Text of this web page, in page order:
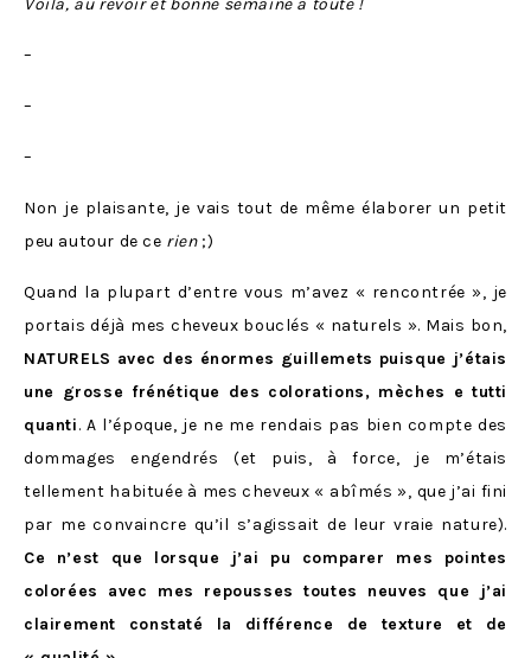
Voilà, au revoir et bonne semaine à toute !
–
–
–
Non je plaisante, je vais tout de même élaborer un petit
peu autour de ce rien;)
Quand la plupart d’entre vous m’avez « rencontrée », je
portais déjà mes cheveux bouclés « naturels ». Mais bon,
NATURELS avec des énormes guillemets puisque j’étais
une grosse frénétique des colorations, mèches e tutti
quanti. A l’époque, je ne me rendais pas bien compte des
dommages engendrés (et puis, à force, je m’étais
tellement habituée à mes cheveux « abîmés », que j’ai fini
par me convaincre qu’il s’agissait de leur vraie nature).
Ce n’est que lorsque j’ai pu comparer mes pointes
colorées avec mes repousses toutes neuves que j’ai
clairement constaté la différence de texture et de